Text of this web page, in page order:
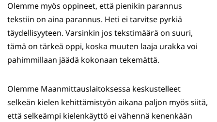
Olemme myös oppineet, että pienikin parannus
tekstiin on aina parannus. Heti ei tarvitse pyrkiä
täydellisyyteen. Varsinkin jos tekstimäärä on suuri,
tämä on tärkeä oppi, koska muuten laaja urakka voi
pahimmillaan jäädä kokonaan tekemättä.
Olemme Maanmittauslaitoksessa keskustelleet
selkeän kielen kehittämistyön aikana paljon myös siitä,
että selkeämpi kielenkäyttö ei vähennä kenenkään